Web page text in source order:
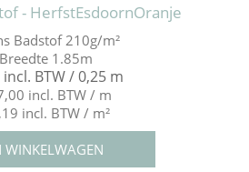
- HerfstEsdoornOranje
Badstof 210g/m²
Breedte 1.85m
BTW / 0,25 m
incl. BTW / m
incl. BTW / m²